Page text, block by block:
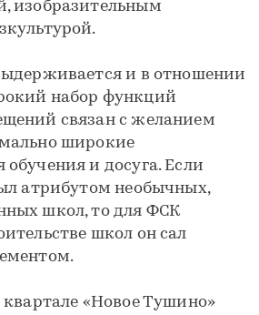
изобразительным
и в отношении
набор функций
связан с желанием
широкие
и досуга. Если
атрибутом необычных,
школ, то для ФСК
школ он сал
«Новое Тушино»